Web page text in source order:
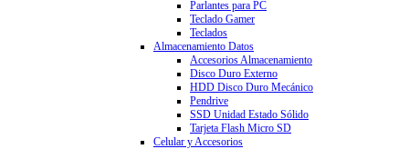
Parlantes para PC
Teclado Gamer
Teclados
Almacenamiento Datos
Accesorios Almacenamiento
Disco Duro Externo
HDD Disco Duro Mecánico
Pendrive
SSD Unidad Estado Sólido
Tarjeta Flash Micro SD
Celular y Accesorios